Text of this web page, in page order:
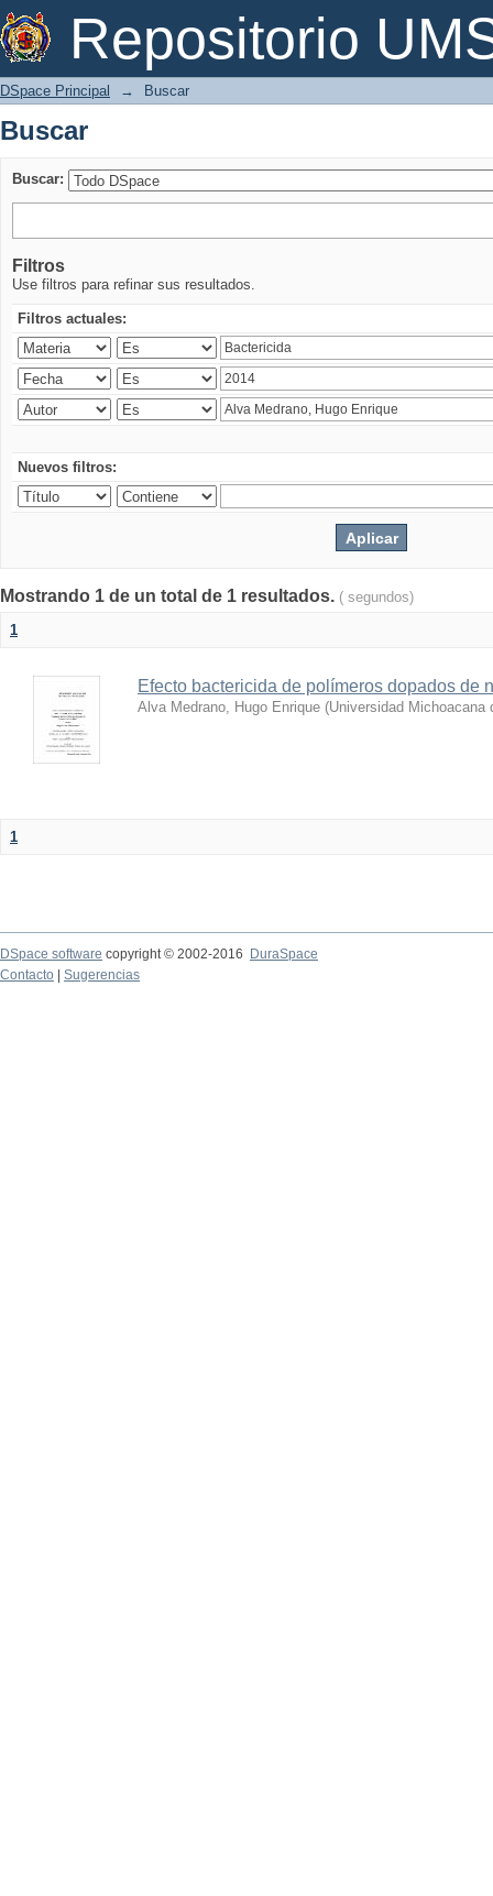
Repositorio
Buscar
DSpace Principal → Buscar
Buscar
Buscar:
Filtros
Use filtros para refinar sus resultados.
Filtros actuales:
Nuevos filtros:
Mostrando 1 de un total de 1 resultados. ( segundos)
1
Efecto bactericida de polímeros dopados de
Alva Medrano, Hugo Enrique (Universidad Michoacana
1
DSpace software copyright © 2002-2016
DuraSpace
Contacto
Sugerencias